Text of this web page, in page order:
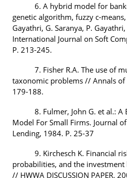
6. A hybrid model for
genetic algorithm, fuzzy c-
Gayathri, G. Saranya, P.
International Journal on Soft
P. 213-245.
7. Fisher R.A. The use of
taxonomic problems // Annals of
179-188.
8. Fulmer, John G. et al.:
Model For Small Firms. Journal
Lending, 1984. Р. 25-37
9. Kirchesch K. Financial
probabilities, and the
// HWWA DISCUSSION PAPER.